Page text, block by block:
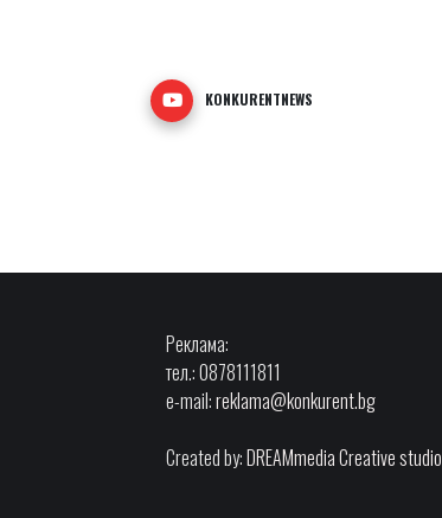
KONKURENTNEWS
Реклама:
тел.: 0878111811
e-mail:reklama@konkurent.bg
Created by:DREAMmedia Creative studio